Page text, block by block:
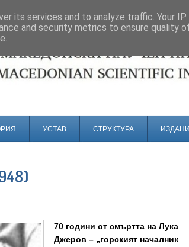
УСТАВ СТРУКТУРА
70 години от смъртта на Лука
Джеров – „горският началник
its services and to analyze traffic. Your
and security metrics to ensure quality